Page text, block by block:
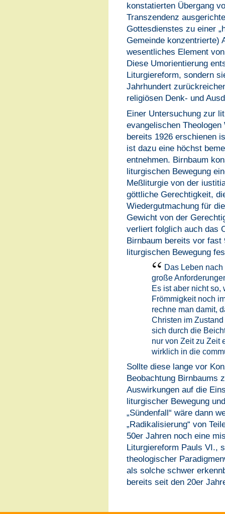
konstatierten Übergang
Transzendenz
Gottesdienstes zu einer
Gemeinde konzentrierte)
wesentliches Element
Diese Umorientierung
Liturgiereform, sondern
Jahrhundert
religiösen Denk- und
Einer Untersuchung zur
evangelischen
bereits 1926 erschienen
ist dazu eine höchst
entnehmen. Birnbaum
liturgischen Bewegung
Meßliturgie von der
göttliche Gerechtigkeit,
Wiedergutmachung für
Gewicht von der
verliert folglich auch das
Birnbaum bereits vor fast
liturgischen Bewegung
Das Leben
große
Es ist aber nicht so,
Frömmigkeit noch
rechne man damit,
Christen im
sich durch die
nur von Zeit zu Zeit
wirklich in die
Sollte diese lange vor
Beobachtung Birnbaums
Auswirkungen auf die
liturgischer Bewegung
„Sündenfall“ wäre dann
„Radikalisierung“ von
50er Jahren noch eine
Liturgiereform Pauls VI.,
theologischer
als solche schwer
bereits seit den 20er